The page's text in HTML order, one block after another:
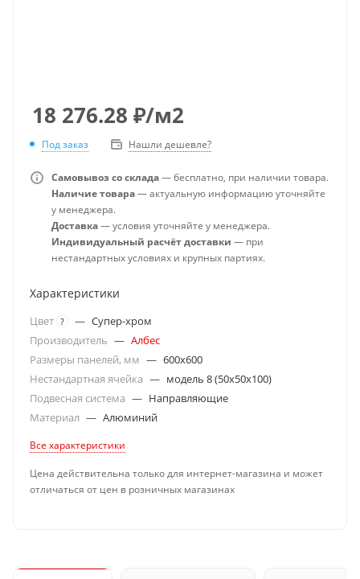
18 276.28 ₽/м2
Под заказ Нашли дешевле?
Самовывоз со склада— бесплатно, при наличии товара.
Наличие товара— актуальную информацию уточняйте
у менеджера.
Доставка— условия уточняйте у менеджера.
Индивидуальный расчёт доставки — при
нестандартных условиях и крупных партиях.
Характеристики
Цвет ? — Супер-хром
Производитель — Албес
Размеры панелей, мм — 600x600
Нестандартная ячейка — модель 8 (50х50х100)
Подвесная система — Направляющие
Материал — Алюминий
Все характеристики
Цена действительна только для интернет-магазина и может
отличаться от цен в розничных магазинах